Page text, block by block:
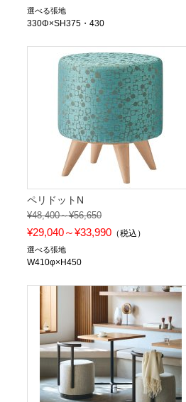
選べる張地
330Φ×SH375・430
ペリドットN
¥48,400～¥56,650
¥29,040～¥33,990 （税込）
選べる張地
W410φ×H450